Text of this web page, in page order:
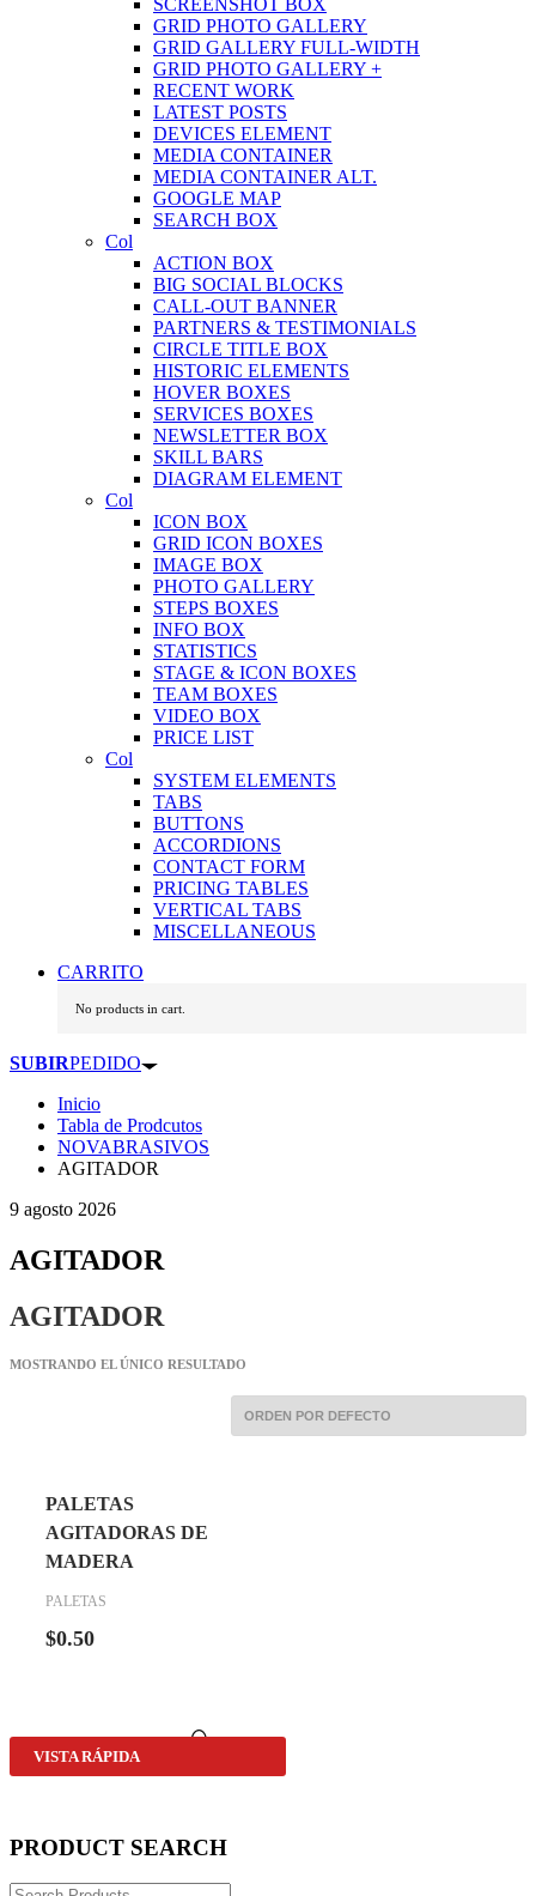
SCREENSHOT BOX
GRID PHOTO GALLERY
GRID GALLERY FULL-WIDTH
GRID PHOTO GALLERY +
RECENT WORK
LATEST POSTS
DEVICES ELEMENT
MEDIA CONTAINER
MEDIA CONTAINER ALT.
GOOGLE MAP
SEARCH BOX
Col
ACTION BOX
BIG SOCIAL BLOCKS
CALL-OUT BANNER
PARTNERS & TESTIMONIALS
CIRCLE TITLE BOX
HISTORIC ELEMENTS
HOVER BOXES
SERVICES BOXES
NEWSLETTER BOX
SKILL BARS
DIAGRAM ELEMENT
Col
ICON BOX
GRID ICON BOXES
IMAGE BOX
PHOTO GALLERY
STEPS BOXES
INFO BOX
STATISTICS
STAGE & ICON BOXES
TEAM BOXES
VIDEO BOX
PRICE LIST
Col
SYSTEM ELEMENTS
TABS
BUTTONS
ACCORDIONS
CONTACT FORM
PRICING TABLES
VERTICAL TABS
MISCELLANEOUS
CARRITO
No products in cart.
SUBIRPEDIDO
Inicio
Tabla de Prodcutos
NOVABRASIVOS
AGITADOR
9 agosto 2026
AGITADOR
AGITADOR
MOSTRANDO EL ÚNICO RESULTADO
PALETAS
AGITADORAS DE
MADERA
PALETAS
$0.50
VISTA RÁPIDA
PRODUCT SEARCH